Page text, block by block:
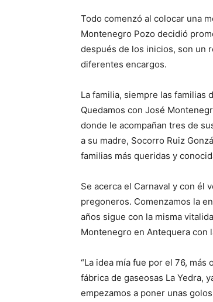
Todo comenzó al colocar una
Montenegro Pozo decidió
después de los inicios, son un
diferentes encargos.
La familia, siempre las familias
Quedamos con José
donde le acompañan tres de
a su madre, Socorro Ruiz
familias más queridas y
Se acerca el Carnaval y con él
pregoneros. Comenzamos la
años sigue con la misma
Montenegro en Antequera con
“La idea mía fue por el 76,
fábrica de gaseosas La Yedra,
empezamos a poner unas